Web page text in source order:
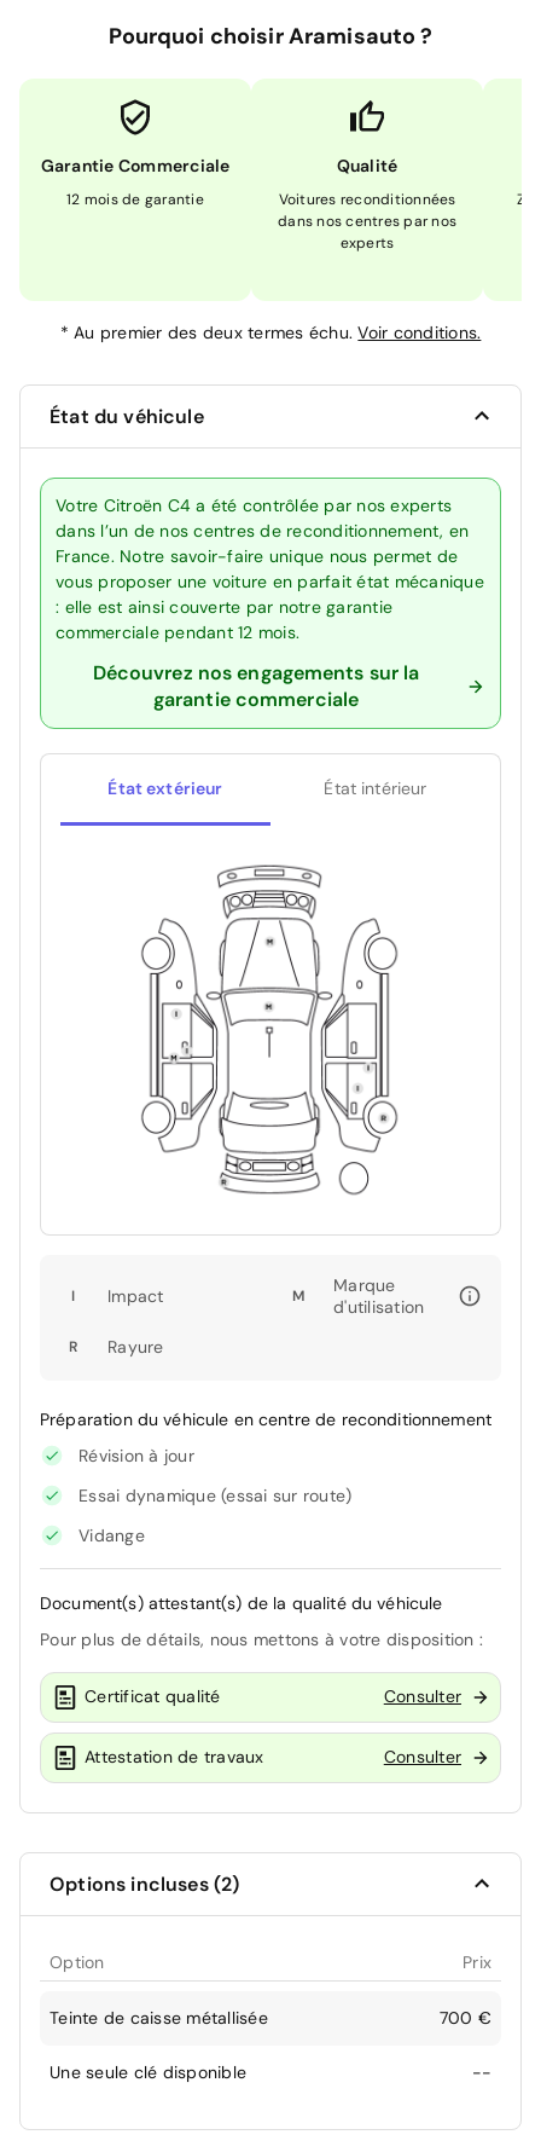
Pourquoi choisir Aramisauto ?
Garantie Commerciale
12 mois de garantie
Qualité
Voitures reconditionnées
dans nos centres par nos
experts
*Au premier des deux termes échu.Voir conditions.
État du véhicule
Votre Citroën C4 a été contrôlée par nos experts
dans l’un de nos centres de reconditionnement, en
France. Notre savoir-faire unique nous permet de
vous proposer une voiture en parfait état mécanique
: elle est ainsi couverte par notre garantie
commerciale pendant 12 mois.
Découvrez nos engagements sur la
garantie commerciale
État extérieur État intérieur
I Impact M
Marque
d'utilisation
R Rayure
Préparation du véhicule en centre de reconditionnement
Révision à jour
Essai dynamique (essai sur route)
Vidange
Document(s) attestant(s) de la qualité du véhicule
Pour plus de détails, nous mettons à votre disposition :
Certificat qualité Consulter
Attestation de travaux Consulter
Options incluses (2)
Option Prix
Teinte de caisse métallisée 700 €
Une seule clé disponible --